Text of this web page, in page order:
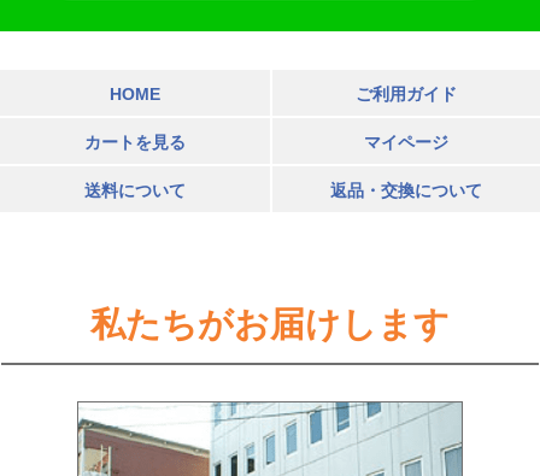
HOME ご利用ガイド
カートを見る マイページ
送料について 返品・交換について
私たちがお届けします